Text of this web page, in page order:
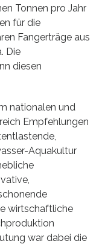
Tonnen pro Jahr
für die
Fangerträge aus
Die
diesen
nationalen und
Empfehlungen
Aquakultur
wirtschaftliche
war dabei die